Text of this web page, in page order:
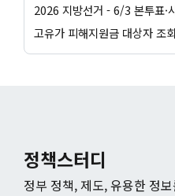
정책스터디
정부 정책, 제도, 유용한 정